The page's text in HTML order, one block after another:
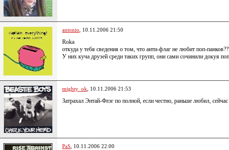
antonio , 10.11.2006 21:50
Roka
откуда у тебя сведения о том, что анти-флаг не любит поп-
У них куча друзей среди таких групп, они сами сочинили докуя
mighty_ok , 10.11.2006 21:53
Затрахал Энтай-Флэг по полной, если честно, раньше любил,
PaS , 10.11.2006 22:00